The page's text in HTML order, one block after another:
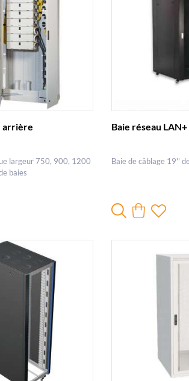
arrière
largeur 750, 900, 1200
baies
Baie réseau
Baie de câblage 19''